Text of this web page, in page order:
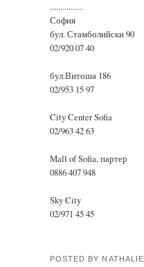
................
София
бул. Стамболийски 90
02/920 07 40
бул.Витоша 186
02/953 15 97
City Center Sofia
02/963 42 63
Mall of Sofia, партер
0886 407 948
Sky City
02/971 45 45
POSTED BY NATHALIE